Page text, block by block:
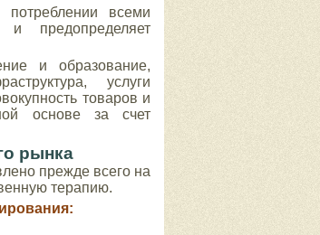
всеми
предопределяет
и образование,
услуги
товаров и
основе за счет
рынка
прежде всего на
терапию.